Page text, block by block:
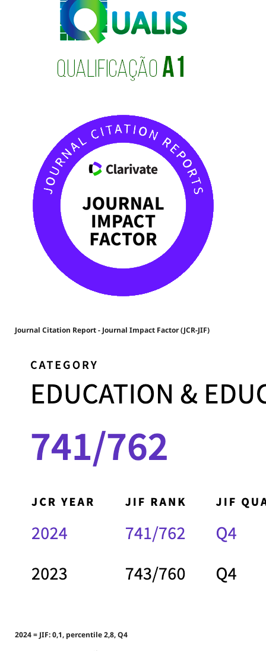
Journal Citation Report - Journal Impact Factor (JCR-JIF)
2024 = JIF: 0,1, percentile 2,8, Q4